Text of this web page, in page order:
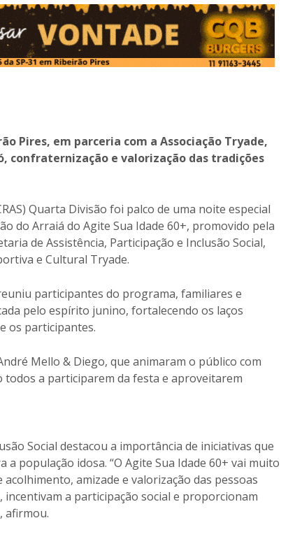
Pires, em parceria com a Associação Tryade,
e valorização das tradições
Quarta Divisão foi palco de uma noite especial
do Arraiá do Agite Sua Idade 60+, promovido pela
de Assistência, Participação e Inclusão Social,
e Cultural Tryade.
participantes do programa, familiares e
pelo espírito junino, fortalecendo os laços
os participantes.
Mello & Diego, que animaram o público com
a participarem da festa e aproveitarem
Social destacou a importância de iniciativas que
população idosa. “O Agite Sua Idade 60+ vai muito
amizade e valorização das pessoas
a participação social e proporcionam
afirmou.